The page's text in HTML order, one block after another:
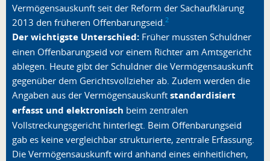
Vermögensauskunft seit der Reform der Sachaufklärung
2013 den früheren Offenbarungseid. 2
Der wichtigste Unterschied: Früher mussten Schuldner
einen Offenbarungseid vor einem Richter am Amtsgericht
ablegen. Heute gibt der Schuldner die Vermögensauskunft
gegenüber dem Gerichtsvollzieher ab. Zudem werden die
Angaben aus der Vermögensauskunft standardisiert
erfasst und elektronisch beim zentralen
Vollstreckungsgericht hinterlegt. Beim Offenbarungseid
gab es keine vergleichbar strukturierte, zentrale Erfassung.
Die Vermögensauskunft wird anhand eines einheitlichen,